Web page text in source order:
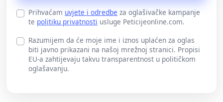
Prihvaćam uvjete i odredbe za oglašivačke kampanje
te politiku privatnosti usluge Peticijeonline.com.
Razumijem da će moje ime i iznos uplaćen za oglas
biti javno prikazani na našoj mrežnoj stranici. Propisi
EU-a zahtijevaju takvu transparentnost u političkom
oglašavanju.